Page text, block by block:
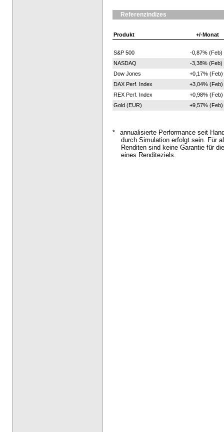
Referenzindizes
Produkt +/-Monat
S&P 500
-0,87% (Feb)
NASDAQ
-3,38% (Feb)
Dow Jones
+0,17% (Feb)
DAX Perf. Index
+3,04% (Feb)
REX Perf. Index
+0,98% (Feb)
Gold (EUR)
+9,57% (Feb)
*
annualisierte Performance seit
durch Simulation erfolgt sein. Für
Renditen sind keine Garantie für
eines Renditeziels.